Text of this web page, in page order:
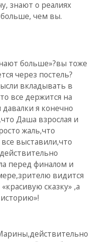
знают о реалиях
чем вы.
больше»?вы тоже
через постель?
вкладывать в
все держится на
я конечно
Даша взрослая и
жаль,что
выставили,что
перед финалом и
видится
сказку» ,а